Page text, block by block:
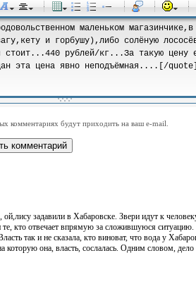
-
-
-
-
-
-
-
-
-
-
-
-
-
-
-
-
-
-
-
-
-
-
-
-
-
-
-
-
-
-
-
комментариях будут приходить на ваш e-mail.
задавили в Хабаровске. Звери идут к
кто отвечает впрямую за сложившуюся
так и не сказала, кто виноват, что вода у
она, власть, сослалась. Одним словом, дело